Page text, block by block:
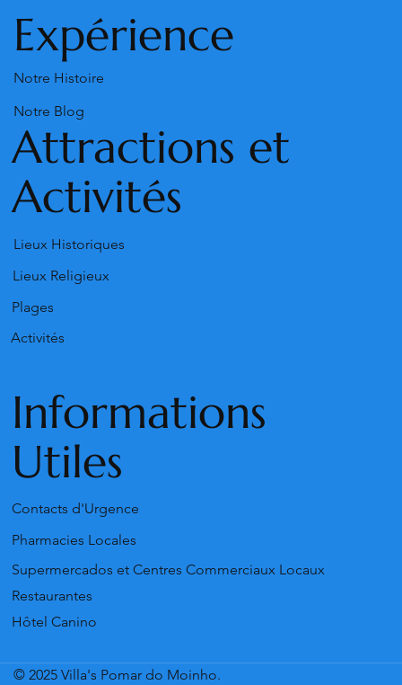
Expérience
Notre Histoire
Notre Blog
Attractions et
Activités
Lieux Historiques
Lieux Religieux
Plages
Activités
Informations
Utiles
Contacts d'Urgence
Pharmacies Locales
Supermercados et Centres Commerciaux Locaux
Restaurantes
Hôtel Canino
© 2025 Villa's Pomar do Moinho.